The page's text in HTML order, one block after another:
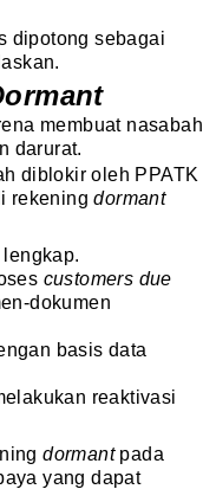
dipotong sebagai
membuat nasabah
darurat.
diblokir oleh PPATK
rekeningdormant
customers due
dokumen
basis data
reaktivasi
dormant pada
yang dapat